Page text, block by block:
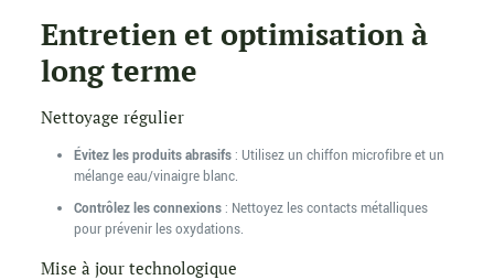
Entretien et optimisation à
long terme
Nettoyage régulier
Évitez les produits abrasifs: Utilisez un chiffon microfibre et un
mélange eau/vinaigre blanc.
Contrôlez les connexions: Nettoyez les contacts métalliques
pour prévenir les oxydations.
Mise à jour technologique